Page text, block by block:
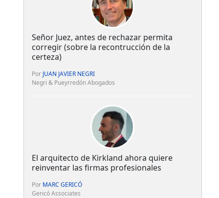
Señor Juez, antes de rechazar permita
corregir (sobre la recontrucción de la
certeza)
Por JUAN JAVIER NEGRI
Negri & Pueyrredón Abogados
El arquitecto de Kirkland ahora quiere
reinventar las firmas profesionales
Por MARC GERICÓ
Gericó Associates